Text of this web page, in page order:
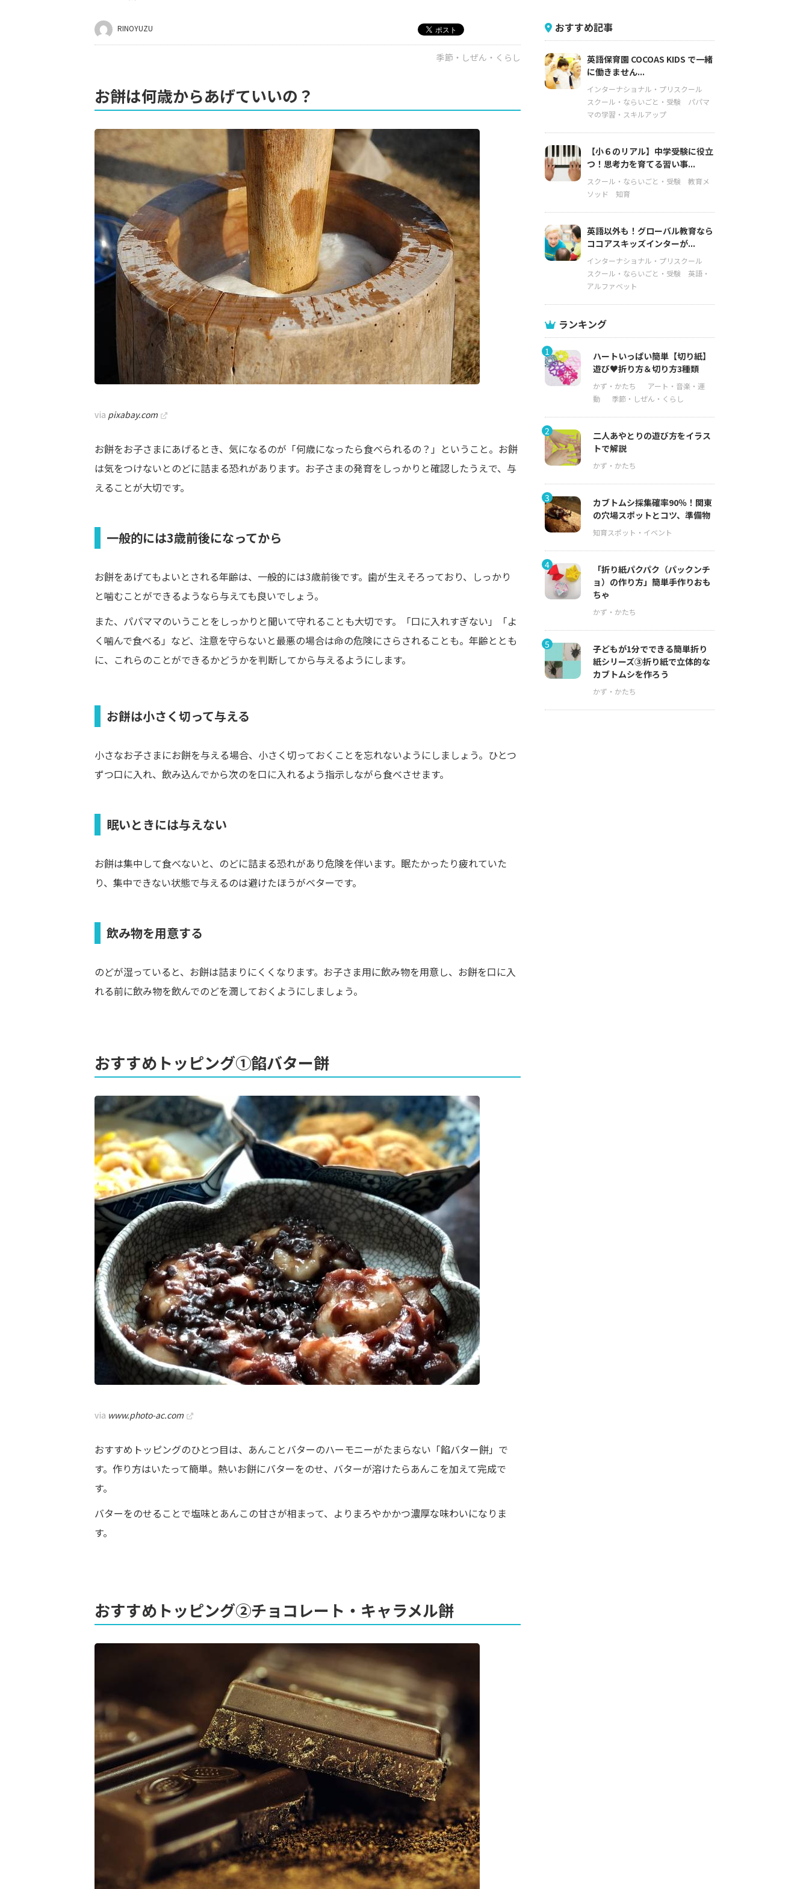
RINOYUZU
季節・しぜん・くらし
お餅は何歳からあげていいの？
via pixabay.com
お餅をお子さまにあげるとき、気になるのが「何歳になったら食べられるの？」ということ。お餅
は気をつけないとのどに詰まる恐れがあります。お子さまの発育をしっかりと確認したうえで、与
えることが大切です。
一般的には3歳前後になってから
お餅をあげてもよいとされる年齢は、一般的には3歳前後です。歯が生えそろっており、しっかり
と噛むことができるようなら与えても良いでしょう。
また、パパママのいうことをしっかりと聞いて守れることも大切です。「口に入れすぎない」「よ
く噛んで食べる」など、注意を守らないと最悪の場合は命の危険にさらされることも。年齢ととも
に、これらのことができるかどうかを判断してから与えるようにします。
お餅は小さく切って与える
小さなお子さまにお餅を与える場合、小さく切っておくことを忘れないようにしましょう。ひとつ
ずつ口に入れ、飲み込んでから次のを口に入れるよう指示しながら食べさせます。
眠いときには与えない
お餅は集中して食べないと、のどに詰まる恐れがあり危険を伴います。眠たかったり疲れていた
り、集中できない状態で与えるのは避けたほうがベターです。
飲み物を用意する
のどが湿っていると、お餅は詰まりにくくなります。お子さま用に飲み物を用意し、お餅を口に入
れる前に飲み物を飲んでのどを潤しておくようにしましょう。
おすすめトッピング①餡バター餅
via www.photo-ac.com
おすすめトッピングのひとつ目は、あんことバターのハーモニーがたまらない「餡バター餅」で
す。作り方はいたって簡単。熱いお餅にバターをのせ、バターが溶けたらあんこを加えて完成で
す。
バターをのせることで塩味とあんこの甘さが相まって、よりまろやかかつ濃厚な味わいになりま
す。
おすすめトッピング②チョコレート・キャラメル餅
おすすめ記事
英語保育園 COCOAS KIDS で一緒
に働きません...
インターナショナル・プリスクール
スクール・ならいごと・受験
パパマ
マの学習・スキルアップ
【小６のリアル】中学受験に役立
つ！思考力を育てる習い事...
スクール・ならいごと・受験
教育メ
ソッド
知育
英語以外も！グローバル教育なら
ココアスキッズインターが...
インターナショナル・プリスクール
スクール・ならいごと・受験
英語・
アルファベット
ランキング
1
ハートいっぱい簡単【切り紙】
遊び♥折り方＆切り方3種類
2
二人あやとりの遊び方をイラス
トで解説
3
カブトムシ採集確率90％！関東
の穴場スポットとコツ、準備物
4
「折り紙パクパク（パックンチ
ョ）の作り方」簡単手作りおも
ちゃ
5
子どもが1分でできる簡単折り
紙シリーズ③折り紙で立体的な
カブトムシを作ろう